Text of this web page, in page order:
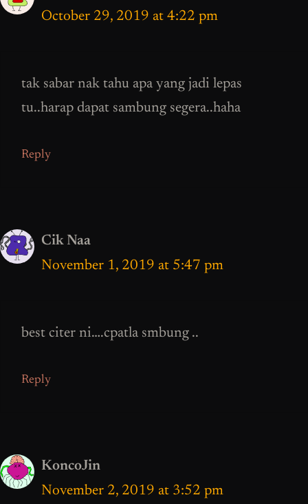
October 29, 2019 at 4:22 pm
tak sabar nak tahu apa yang jadi lepas
tu..harap dapat sambung segera..haha
Reply
Cik Naa
November 1, 2019 at 5:47 pm
best citer ni….cpatla smbung ..
Reply
KoncoJin
November 2, 2019 at 3:52 pm